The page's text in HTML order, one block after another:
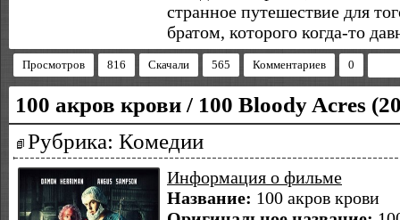
странное путешествие для
братом, которого когда-то
Просмотров 816 Скачали 565 Комментариев 0
100 акров крови / 100 Bloody Acres
Рубрика: Комедии
Информация о фильме
Название: 100 акров крови